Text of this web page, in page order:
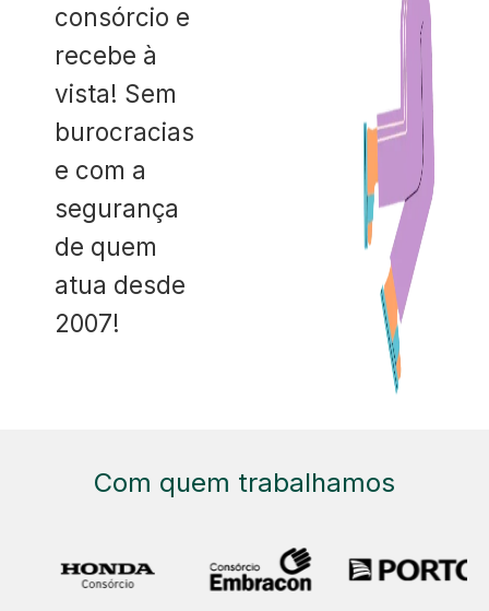
consórcio e
recebe à
vista! Sem
burocracias
e com a
segurança
de quem
atua desde
2007!
Com quem trabalhamos